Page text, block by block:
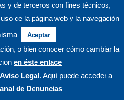
de Empresarios de Andalucía
de Empresarios de Córdoba.
y de terceros con fines técnicos,
de la página web y la navegación
Aceptar
o bien conocer cómo cambiar la
en éste enlace
Legal. Aquí puede acceder a
de Denuncias